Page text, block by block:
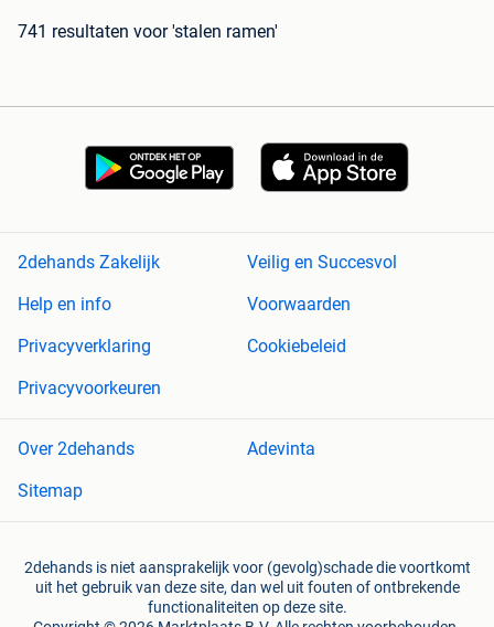
741 resultaten voor 'stalen ramen'
2dehands Zakelijk
Veilig en Succesvol
Help en info
Voorwaarden
Privacyverklaring
Cookiebeleid
Privacyvoorkeuren
Over 2dehands
Adevinta
Sitemap
2dehands is niet aansprakelijk voor (gevolg)schade die voortkomt
uit het gebruik van deze site, dan wel uit fouten of ontbrekende
functionaliteiten op deze site.